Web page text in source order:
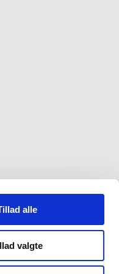
alle
valgte